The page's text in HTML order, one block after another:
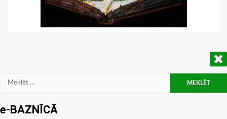
Meklēt:
e-BAZNĪCĀ